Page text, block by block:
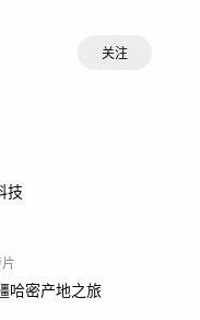
关注
技
哈密产地之旅